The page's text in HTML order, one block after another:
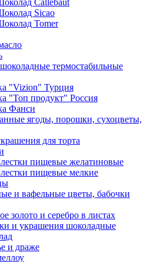
Callebaut
Sicao
Tomer
термостабильные
"Vizion" Турция
"Топ продукт" Россия
Фанси
ягоды, порошки, сухоцветы,
для торта
пищевые желатиновые
пищевые мелкие
и вафельные цветы, бабочки
золото и серебро в листах
и украшения шоколадные
и драже